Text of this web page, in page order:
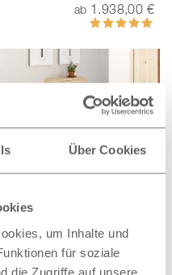
Über Cookies
um Inhalte und
für soziale
die Zugriffe auf unsere
ab 1.938,00 €
Bewertung:
100%